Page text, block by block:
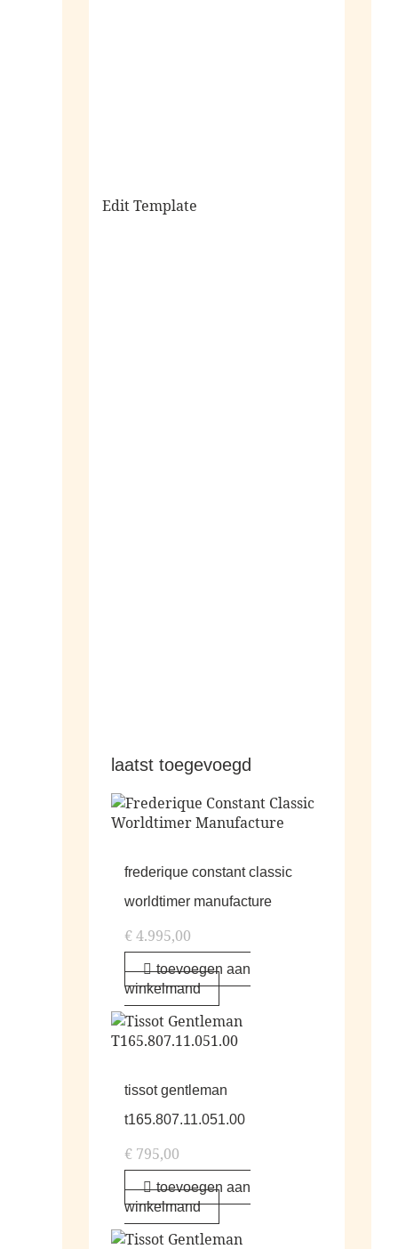
Edit Template
laatst toegevoegd
frederique constant classic
worldtimer manufacture
€4.995,00
toevoegen aan
winkelmand
tissot gentleman
t165.807.11.051.00
€ 795,00
toevoegen aan
winkelmand